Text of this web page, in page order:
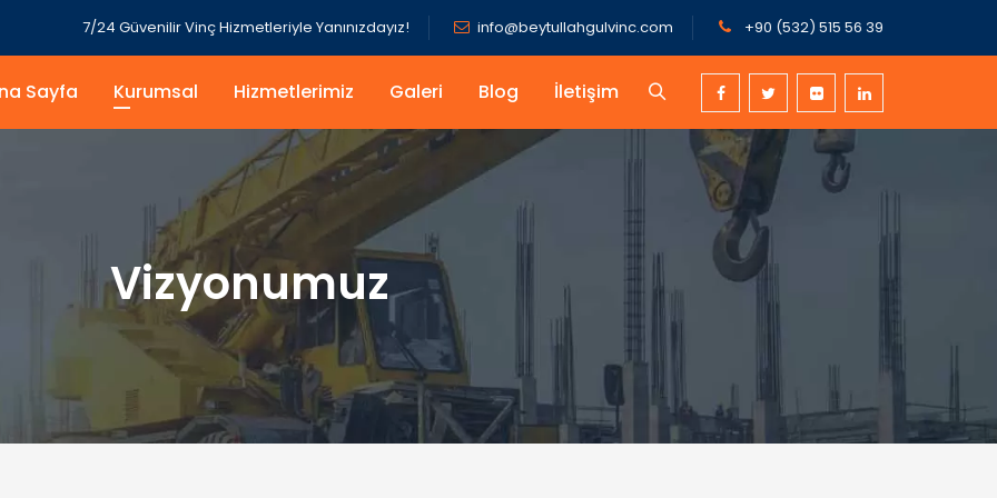
7/24 Güvenilir Vinç Hizmetleriyle Yanınızdayız! info@beytullahgulvinc.com +90 (532) 515 56 39
Sayfa Kurumsal Hizmetlerimiz Galeri Blog İletişim
Vizyonumuz